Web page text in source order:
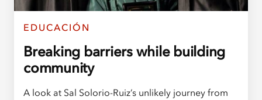
EDUCACIÓN
Breaking barriers while building
community
A look at Sal Solorio-Ruiz’s unlikely journey from